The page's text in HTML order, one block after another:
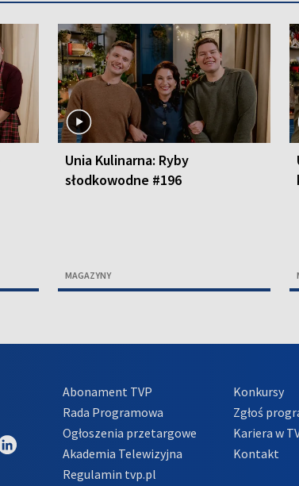
Unia Kulinarna: Ryby
słodkowodne #196
MAGAZYNY
Abonament TVP
Rada Programowa
Ogłoszenia przetargowe
Akademia Telewizyjna
Regulamin tvp.pl
Konkursy
Zgłoś
Kariera w
Kontakt